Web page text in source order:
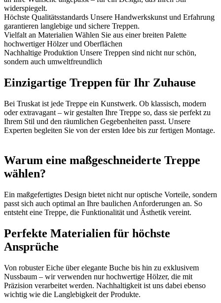
widerspiegelt.
Höchste Qualitätsstandards Unsere Handwerkskunst und Erfahrung
garantieren langlebige und sichere Treppen.
Vielfalt an Materialien Wählen Sie aus einer breiten Palette
hochwertiger Hölzer und Oberflächen
Nachhaltige Produktion Unsere Treppen sind nicht nur schön,
sondern auch umweltfreundlich
Einzigartige Treppen für Ihr Zuhause
Bei Truskat ist jede Treppe ein Kunstwerk. Ob klassisch, modern
oder extravagant – wir gestalten Ihre Treppe so, dass sie perfekt zu
Ihrem Stil und den räumlichen Gegebenheiten passt. Unsere
Experten begleiten Sie von der ersten Idee bis zur fertigen Montage.
Warum eine maßgeschneiderte Treppe
wählen?
Ein maßgefertigtes Design bietet nicht nur optische Vorteile, sondern
passt sich auch optimal an Ihre baulichen Anforderungen an. So
entsteht eine Treppe, die Funktionalität und Ästhetik vereint.
Perfekte Materialien für höchste
Ansprüche
Von robuster Eiche über elegante Buche bis hin zu exklusivem
Nussbaum – wir verwenden nur hochwertige Hölzer, die mit
Präzision verarbeitet werden. Nachhaltigkeit ist uns dabei ebenso
wichtig wie die Langlebigkeit der Produkte.